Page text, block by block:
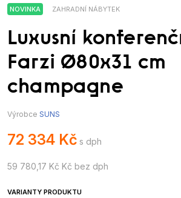
NOVINKA ZAHRADNÍ NÁBYTEK
Luxusní
Farzi Ø80x31 cm
champagne
Výrobce SUNS
72 334 Kč s dph
59 780,17 Kč Kč bez dph
VARIANTY PRODUKTU